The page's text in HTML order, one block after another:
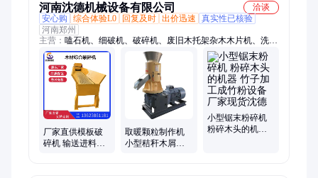
河南沈德机械设备有限公司
洽谈
安心购
综合体验L0 回复及时 出价迅速
真实性已核验
河南郑州
主营： 嗑石机、细破机、破碎机、废旧木托架杂木木片机、洗砂
机、碎石机、破裂机、双螺旋、洗石机、制砂机、洗矿机、洗沙
机、粉碎机、颚破机、破石机、打石机、破鹅卵石、一体轮胎、
铁石立轴、洗沙设备、螺旋洗砂、破碎设备、砂石轮胎、环保轮
胎、耐火材料、移动柴油
厂家直供模板破
碎机 输送进料木
取暖颗粒制作机
小型秸秆木屑颗
小型锯末粉碎机
粉碎木头的机器